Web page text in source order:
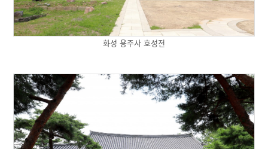
화성 용주사 호성전